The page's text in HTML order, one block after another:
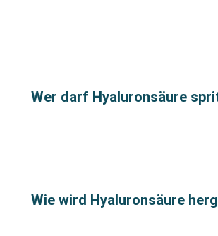
Wer darf Hyaluronsäure
Wie wird Hyaluronsäure